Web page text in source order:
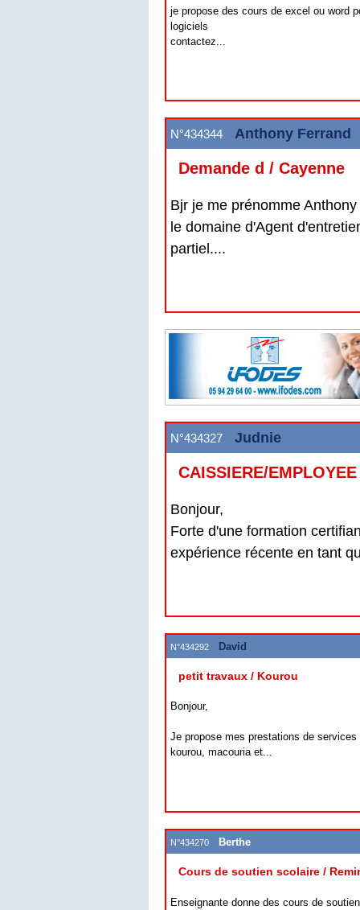
je propose des cours de excel ou word
logiciels
contactez...
N°434344 Anthony Ferrand
Demande d / Cayenne
Bjr je me prénomme
le domaine d'Agent
partiel....
N°434327 Judnie
CAISSIERE/
Bonjour,
Forte d'une formation
expérience récente en tant
N°434292 David
petit travaux / Kourou
Bonjour,
Je propose mes prestations de
kourou, macouria et...
N°434270 Berthe
Cours de soutien scolaire /
Enseignante donne des cours de